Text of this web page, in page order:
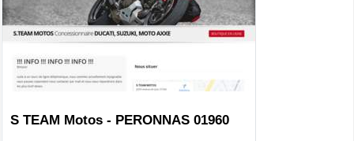
S TEAM Motos - PERONNAS 01960